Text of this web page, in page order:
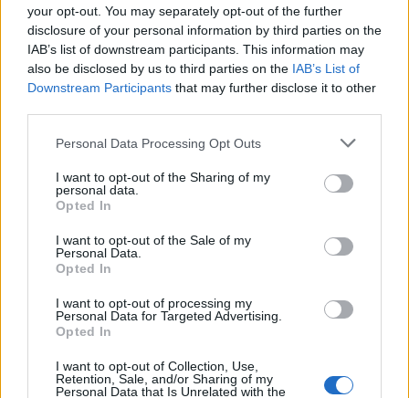
your opt-out. You may separately opt-out of the further
disclosure of your personal information by third parties on the
IAB’s list of downstream participants. This information may
also be disclosed by us to third parties on the IAB’s List of
Downstream Participants that may further disclose it to other
Personal Data Processing Opt Outs
I want to opt-out of the Sharing of my
personal data.
Opted In
I want to opt-out of the Sale of my
Personal Data.
Opted In
I want to opt-out of processing my
Personal Data for Targeted Advertising.
Opted In
I want to opt-out of Collection, Use,
Retention, Sale, and/or Sharing of my
Personal Data that Is Unrelated with the
Lu Ma Mi Ju Vi Sá
Do
1
2
3 4 5 6 7
8
30
Lu Ma Mi Ju Vi
Do
7
8 9 10 11
14
15 16 17 18
20